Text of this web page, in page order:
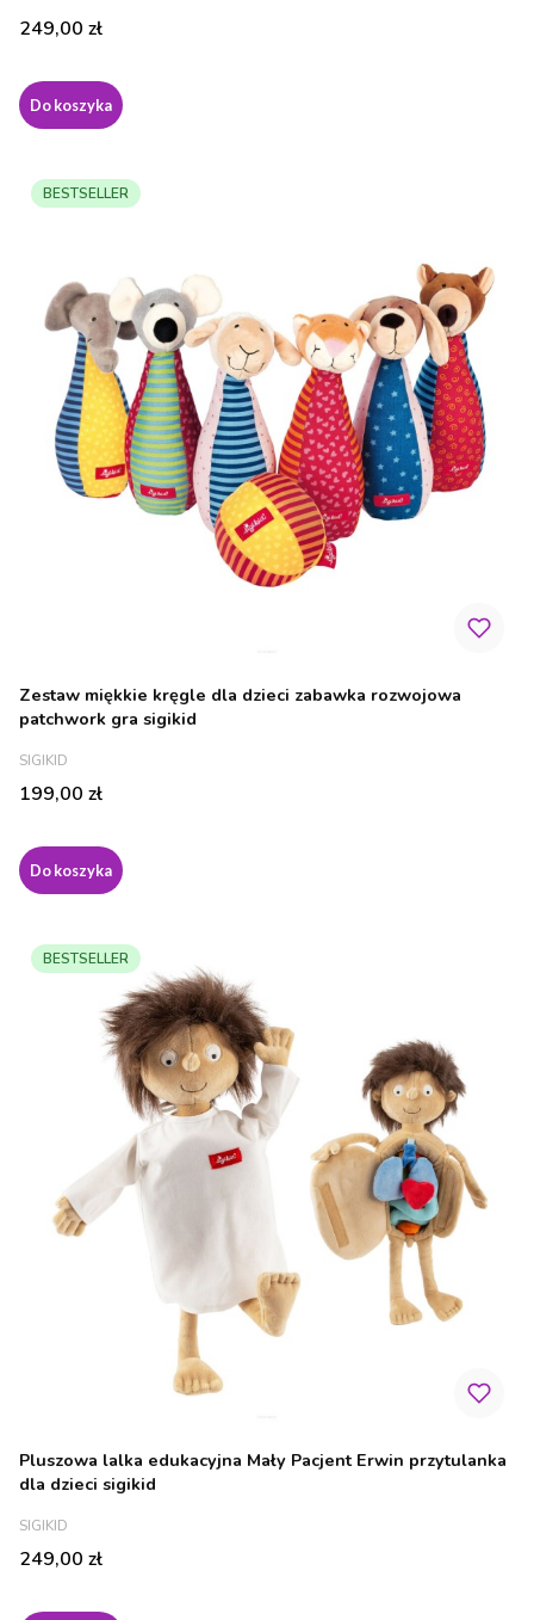
Cena
249,00 zł
Do koszyka
BESTSELLER
Zestaw miękkie kręgle dla dzieci zabawka rozwojowa
patchwork gra sigikid
PRODUCENT
SIGIKID
Cena
199,00 zł
Do koszyka
BESTSELLER
Pluszowa lalka edukacyjna Mały Pacjent Erwin przytulanka
dla dzieci sigikid
PRODUCENT
SIGIKID
Cena
249,00 zł